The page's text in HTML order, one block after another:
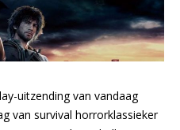
uitzending van vandaag
van survival horrorklassieker